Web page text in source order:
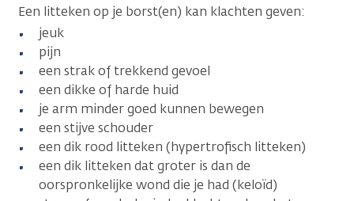
Een litteken op je borst(en) kan klachten geven:
jeuk
pijn
een strak of trekkend gevoel
een dikke of harde huid
je arm minder goed kunnen bewegen
een stijve schouder
een dik rood litteken (hypertrofisch litteken)
een dik litteken dat groter is dan de
oorspronkelijke wond die je had (keloïd)